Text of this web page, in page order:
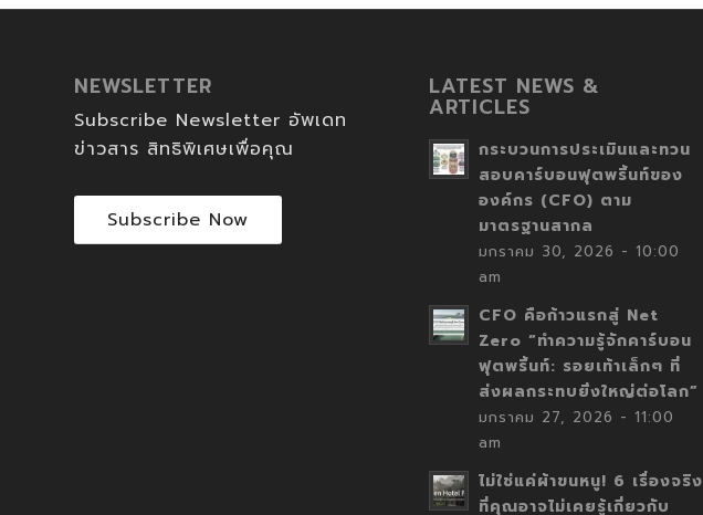
NEWSLETTER
Subscribe Newsletter อัพเดท
ข่าวสาร สิทธิพิเศษเพื่อคุณ
Subscribe Now
LATEST NEWS &
ARTICLES
กระบวนการประเมินและทวน
สอบคาร์บอนฟุตพริ้นท์ของ
องค์กร (CFO) ตาม
มาตรฐานสากล
มกราคม 30, 2026 - 10:00
am
CFO คือก้าวแรกสู่ Net
Zero “ทำความรู้จักคาร์บอน
ฟุตพริ้นท์: รอยเท้าเล็กๆ ที่
ส่งผลกระทบยิ่งใหญ่ต่อโลก”
มกราคม 27, 2026 - 11:00
am
ไม่ใช่แค่ผ้าขนหนู! 6 เรื่องจริง
ที่คุณอาจไม่เคยรู้เกี่ยวกับ